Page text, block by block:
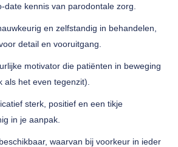
date kennis van parodontale zorg.
en zelfstandig in behandelen,
detail en vooruitgang.
motivator die patiënten in beweging
als het even tegenzit).
sterk, positief en een tikje
in je aanpak.
waarvan bij voorkeur in ieder